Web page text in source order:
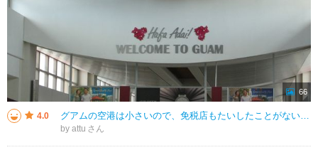
66
4.0 グアムの空港は小さいので、免税店もたいしたことがないのだろうと思っていましたが、ロッテ免税店が頑張っていました。GUCCIやバーバリー、TUMIなどがありました。私の好きなLOEWEもありました。品は物凄くいいのですが、値
by attu